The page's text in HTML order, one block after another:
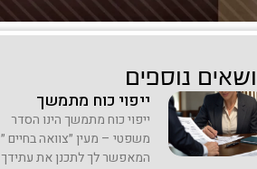
נוספים
ייפוי כוח מתמשך
ייפוי כוח מתמשך הינו הסדר
משפטי – מעין ״צוואה בחיים ״
המאפשר לך לתכנן את עתידך